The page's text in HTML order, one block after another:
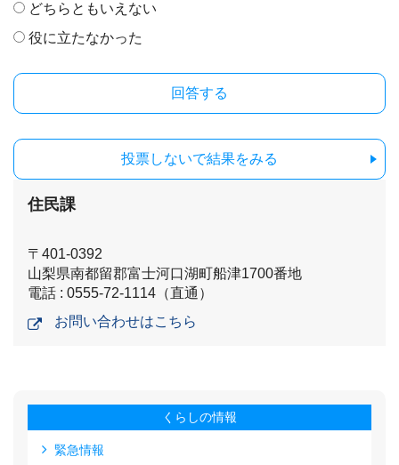
どちらともいえない
役に立たなかった
投票しないで結果をみる
住民課
〒401-0392
山梨県南都留郡富士河口湖町船津1700番地
電話 : 0555-72-1114（直通）
お問い合わせはこちら
くらしの情報
緊急情報